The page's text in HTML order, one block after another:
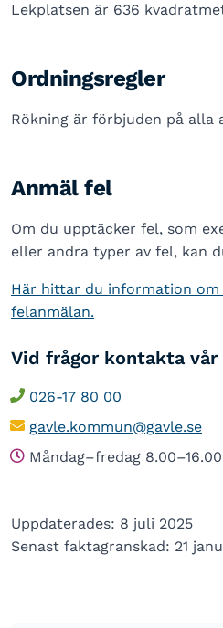
Lekplatsen är 636
Ordningsregler
Rökning är förbjuden på alla
Anmäl fel
Om du upptäcker fel, som
eller andra typer av fel, kan
Här hittar du information
felanmälan.
Vid frågor kontakta
026-17 80 00
gavle.kommun@gavle.se
Måndag–fredag 8.00–16.00
Uppdaterades: 8 juli 2025
Senast faktagranskad: 21